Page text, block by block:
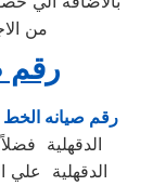
من
رقم
رقم صيانه
الدقهلية